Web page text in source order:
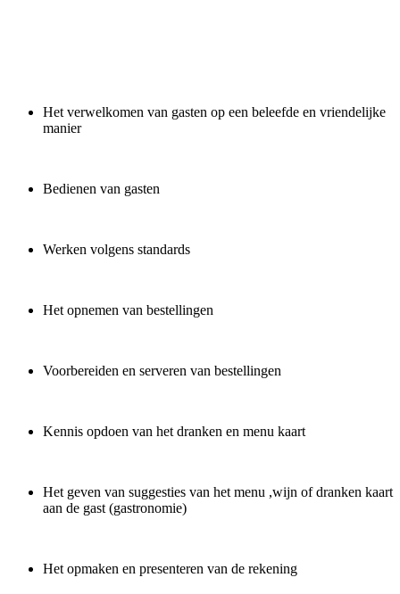
Het verwelkomen van gasten op een beleefde en vriendelijke
manier
Bedienen van gasten
Werken volgens standards
Het opnemen van bestellingen
Voorbereiden en serveren van bestellingen
Kennis opdoen van het dranken en menu kaart
Het geven van suggesties van het menu ,wijn of dranken kaart
aan de gast (gastronomie)
Het opmaken en presenteren van de rekening